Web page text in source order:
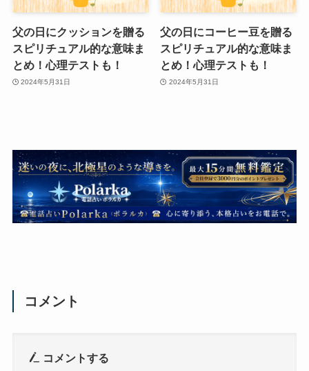
父の日にクッションを贈る
スピリチュアル的な意味ま
とめ！心理テストも！
2024年5月31日
父の日にコーヒー豆を贈る
スピリチュアル的な意味ま
とめ！心理テストも！
2024年5月31日
コメント
コメントする